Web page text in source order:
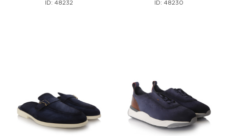
ID: 48232 ID: 48230